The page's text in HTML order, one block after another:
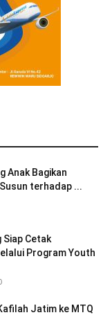
Anak Bagikan
terhadap ...
Siap Cetak
Program Youth
Jatim ke MTQ